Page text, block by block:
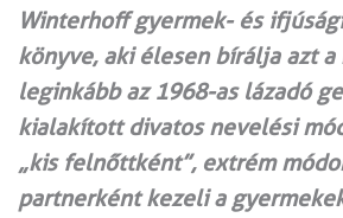
Winterhoff gyermek- és
könyve, aki élesen bírálja azt a
leginkább az 1968-as lázadó
kialakított divatos nevelési
„kis felnőttként”, extrém
partnerként kezeli a